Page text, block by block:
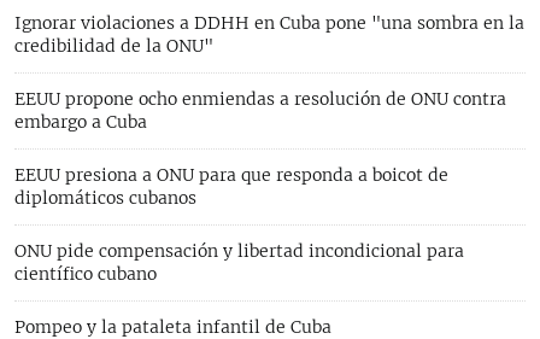
Ignorar violaciones a DDHH en Cuba pone "una sombra en la
credibilidad de la ONU"
EEUU propone ocho enmiendas a resolución de ONU contra
embargo a Cuba
EEUU presiona a ONU para que responda a boicot de
diplomáticos cubanos
ONU pide compensación y libertad incondicional para
científico cubano
Pompeo y la pataleta infantil de Cuba